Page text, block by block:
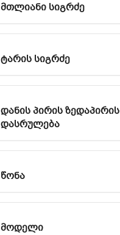
ᲛᲗᲚᲘᲐᲜᲘ ᲡᲘᲒᲠᲫᲔ
ᲢᲐᲠᲘᲡ ᲡᲘᲒᲠᲫᲔ
ᲓᲐᲜᲘᲡ ᲞᲘᲠᲘᲡ ᲖᲔᲓᲐᲞᲘᲠᲘᲡ
ᲓᲐᲡᲠᲣᲚᲔᲑᲐ
ᲬᲝᲜᲐ
ᲛᲝᲓᲔᲚᲘ